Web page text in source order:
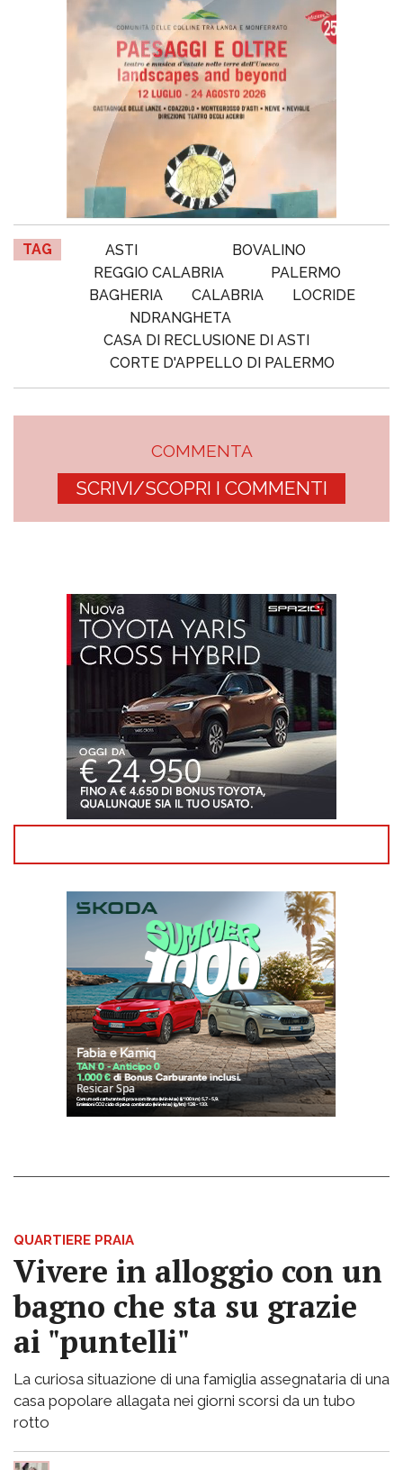
TAG ASTI
BOVALINO
REGGIO CALABRIA
PALERMO
BAGHERIA
CALABRIA
LOCRIDE
NDRANGHETA
CASA DI RECLUSIONE DI ASTI
CORTE D'APPELLO DI PALERMO
COMMENTA
SCRIVI/SCOPRI I COMMENTI
QUARTIERE PRAIA
Vivere in alloggio con un
bagno che sta su grazie
ai "puntelli"
La curiosa situazione di una famiglia assegnataria di una
casa popolare allagata nei giorni scorsi da un tubo
rotto